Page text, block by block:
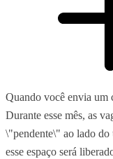
Quando você envia um
Durante esse mês, as
\"pendente\" ao lado do
esse espaço será